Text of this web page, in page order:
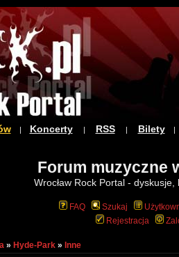
| Koncerty| RSS| Bilety
Forum muzyczne
Wrocław Rock Portal - dyskusje,
FAQ Szukaj
Rejestracja
» Hyde-Park » Inne